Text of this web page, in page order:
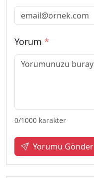
Yorum *
0/1000 karakter
Yorumu Gönder